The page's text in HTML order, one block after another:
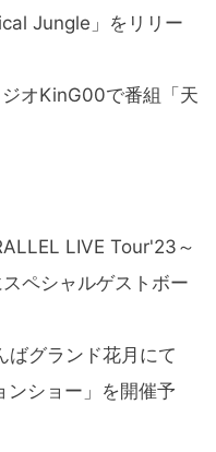
Jungle」をリリー
オKinG00で番組「天
LIVE Tour'23～
ペシャルゲストボー
グランド花月にて
ンショー」を開催予